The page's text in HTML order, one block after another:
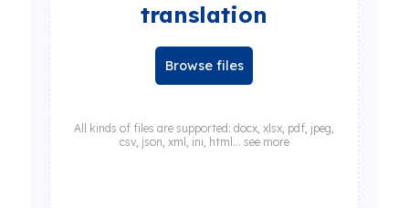
translation
Browse files
All kinds of files are supported: docx, xlsx, pdf, jpeg,
csv, json, xml, ini, html... see more